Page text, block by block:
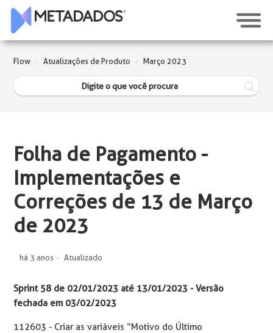
Flow Atualizações de Produto Março 2023
Folha de Pagamento -
Implementações e
Correções de 13 de Março
de 2023
há 3 anos Atualizado
Sprint 58 de 02/01/2023 até 13/01/2023 - Versão
fechada em 03/02/2023
112603 - Criar as variáveis “Motivo do Último